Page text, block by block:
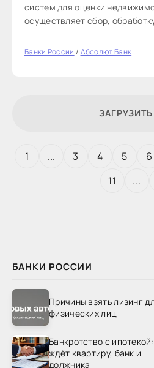
БАНКИ РОССИИ
Причины взять лизинг
физических лиц
Банкротство с
ждёт квартиру, банк и
должника
систем для оценки
осуществляет сбор,
недвижимости в РФ, которые
Банки России / Абсолют Банк
1 ... 3 4 5 6
11
...